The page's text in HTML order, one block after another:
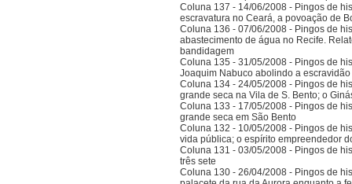
Coluna 137 - 14/06/2008 - Pingos de
escravatura no Ceará, a povoação de
Coluna 136 - 07/06/2008 - Pingos de
abastecimento de água no Recife.
bandidagem
Coluna 135 - 31/05/2008 - Pingos de
Joaquim Nabuco abolindo a
Coluna 134 - 24/05/2008 - Pingos de
grande seca na Vila de S. Bento; o
Coluna 133 - 17/05/2008 - Pingos de
grande seca em São Bento
Coluna 132 - 10/05/2008 - Pingos de
vida pública; o espírito empreendedor
Coluna 131 - 03/05/2008 - Pingos de
três sete
Coluna 130 - 26/04/2008 - Pingos de